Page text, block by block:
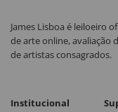
James Lisboa é leiloeiro
de arte online, avaliação
de artistas consagrados.
Institucional